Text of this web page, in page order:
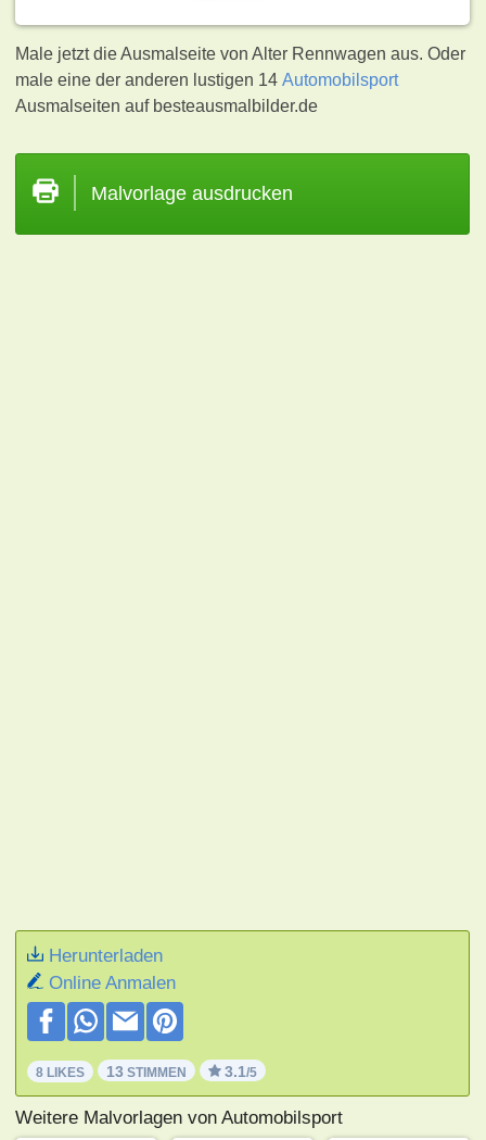
Male jetzt die Ausmalseite von Alter Rennwagen aus. Oder
male eine der anderen lustigen 14Automobilsport
Ausmalseiten auf besteausmalbilder.de
Malvorlage ausdrucken
Herunterladen
Online Anmalen
8 LIKES 13 STIMMEN 3.1/5
Weitere Malvorlagen von Automobilsport